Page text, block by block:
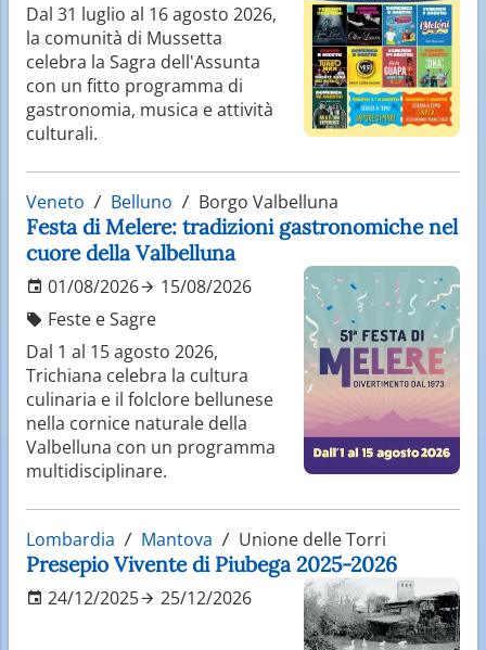
Dal 31 luglio al 16 agosto 2026,
la comunità di Mussetta
celebra la Sagra dell'Assunta
con un fitto programma di
gastronomia, musica e attività
culturali.
Veneto Belluno Borgo Valbelluna
Festa di Melere: tradizioni gastronomiche nel
cuore della Valbelluna
01/08/2026
15/08/2026
Feste e Sagre
Dal 1 al 15 agosto 2026,
Trichiana celebra la cultura
culinaria e il folclore bellunese
nella cornice naturale della
Valbelluna con un programma
multidisciplinare.
Lombardia Mantova Unione delle Torri
Presepio Vivente di Piubega 2025-2026
24/12/2025 25/12/2026